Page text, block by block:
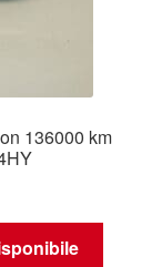
136000 km